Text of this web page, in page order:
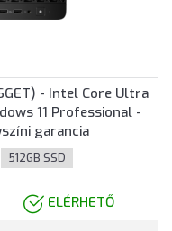
- Intel Core Ultra
11 Professional -
garancia
512GB SSD
ELÉRHETŐ